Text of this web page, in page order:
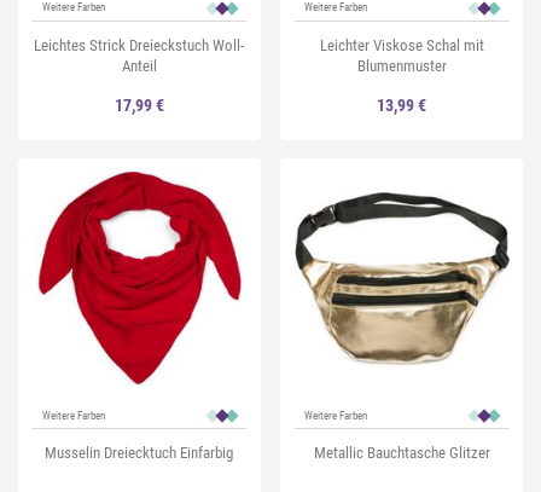
Weitere Farben
Leichtes Strick Dreieckstuch Woll-
Anteil
17,99 €
Weitere Farben
Leichter Viskose Schal mit
Blumenmuster
13,99 €
Weitere Farben
Musselin Dreiecktuch Einfarbig
Weitere Farben
Metallic Bauchtasche Glitzer